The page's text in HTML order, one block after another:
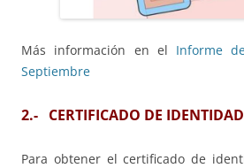
Más información en el Informe
Septiembre
2.- CERTIFICADO DE
Para obtener el certificado de